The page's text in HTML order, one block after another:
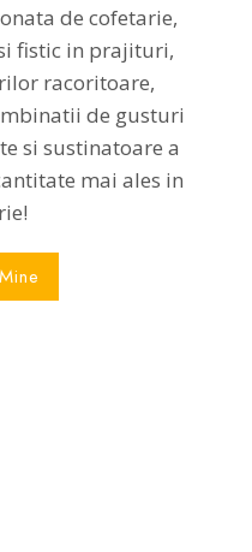
de cofetarie,
fistic in prajituri,
racoritoare,
de gusturi
si sustinatoare a
mai ales in